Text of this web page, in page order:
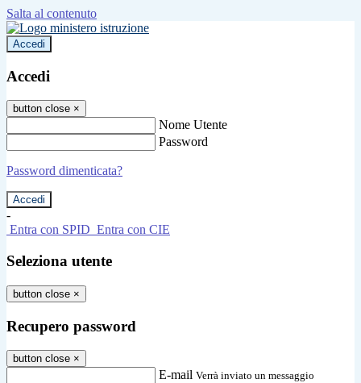
Salta al contenuto
Accedi
Accedi
button close ×
Nome Utente
Password
Password dimenticata?
-
Entra con SPID Entra con CIE
Seleziona utente
button close ×
Recupero password
button close ×
E-mail Verrà inviato un messaggio